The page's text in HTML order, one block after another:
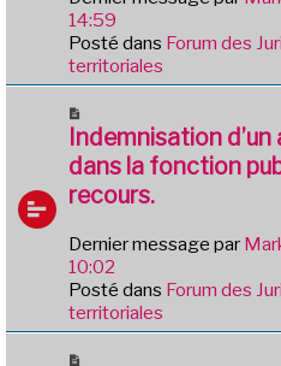
e
a
u
m
e
a
g
e
14:59
Posté dans Forum des
territoriales
o
u
v
e
u
m
e
s
s
Indemnisation
dans la fonction
recours.
Dernier message par
10:02
Posté dans Forum des
territoriales